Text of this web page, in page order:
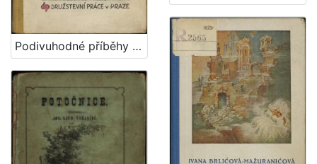
Podivuhodné příběhy ševcovského : učně povídka pro děti / Ivana Brlićova-Mažuranićova